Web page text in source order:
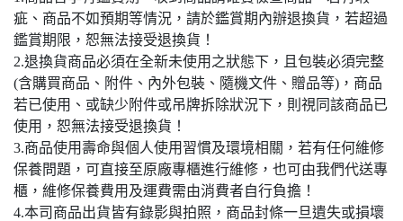
疵、商品不如預期等情況，請於鑑賞期內辦退換貨，若超過
鑑賞期限，恕無法接受退換貨！
2.退換貨商品必須在全新未使用之狀態下，且包裝必須完整
(含購買商品、附件、內外包裝、隨機文件、贈品等)，商品
若已使用、或缺少附件或吊牌拆除狀況下，則視同該商品已
使用，恕無法接受退換貨！
3.商品使用壽命與個人使用習慣及環境相關，若有任何維修
保養問題，可直接至原廠專櫃進行維修，也可由我們代送專
櫃，維修保養費用及運費需由消費者自行負擔！
4.本司商品出貨皆有錄影與拍照，商品封條一旦遺失或損壞